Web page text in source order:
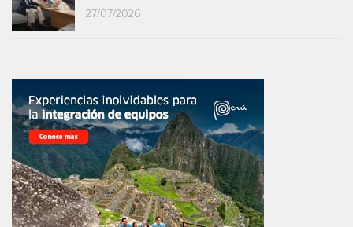
27/07/2026